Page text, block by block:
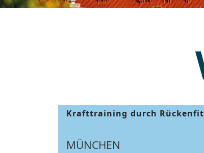
Krafttraining durch Rückenfit
MÜNCHEN